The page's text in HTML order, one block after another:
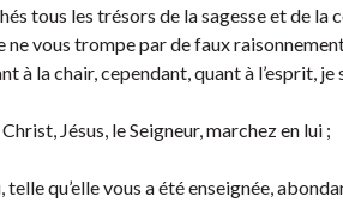
tous les trésors de la sagesse et de la
vous trompe par de faux
à la chair, cependant, quant à l’esprit,
Jésus, le Seigneur, marchez en lui ;
qu’elle vous a été enseignée,